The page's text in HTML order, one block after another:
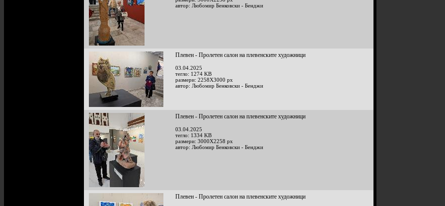
автор: Любомир Бенковски - Бенджи
Плевен - Пролетен салон на плевенските художници
03.04.2025
тегло: 1274 KB
размери: 2258X3000 px
автор: Любомир Бенковски - Бенджи
Плевен - Пролетен салон на плевенските художници
03.04.2025
тегло: 1334 KB
размери: 3000X2258 px
автор: Любомир Бенковски - Бенджи
Плевен - Пролетен салон на плевенските художници